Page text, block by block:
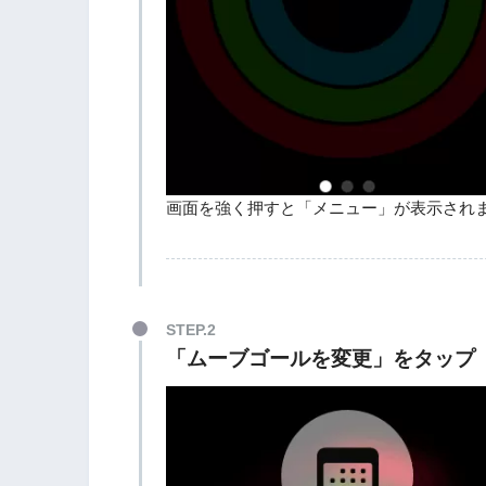
画面を強く押すと「メニュー」が表示され
STEP.2
「ムーブゴールを変更」をタップ